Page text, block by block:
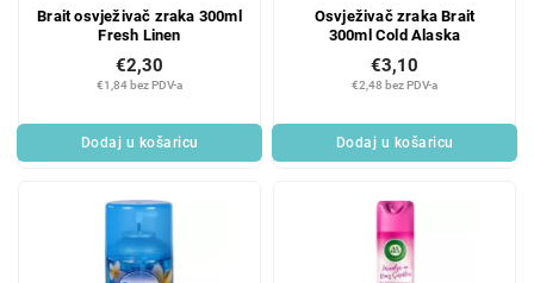
Brait osvježivač zraka 300ml
Fresh Linen
€1,84 bez PDV-a
€2,30
Dodaj u košaricu
Osvježivač zraka Brait
300ml Cold Alaska
€2,48 bez PDV-a
€3,10
Dodaj u košaricu